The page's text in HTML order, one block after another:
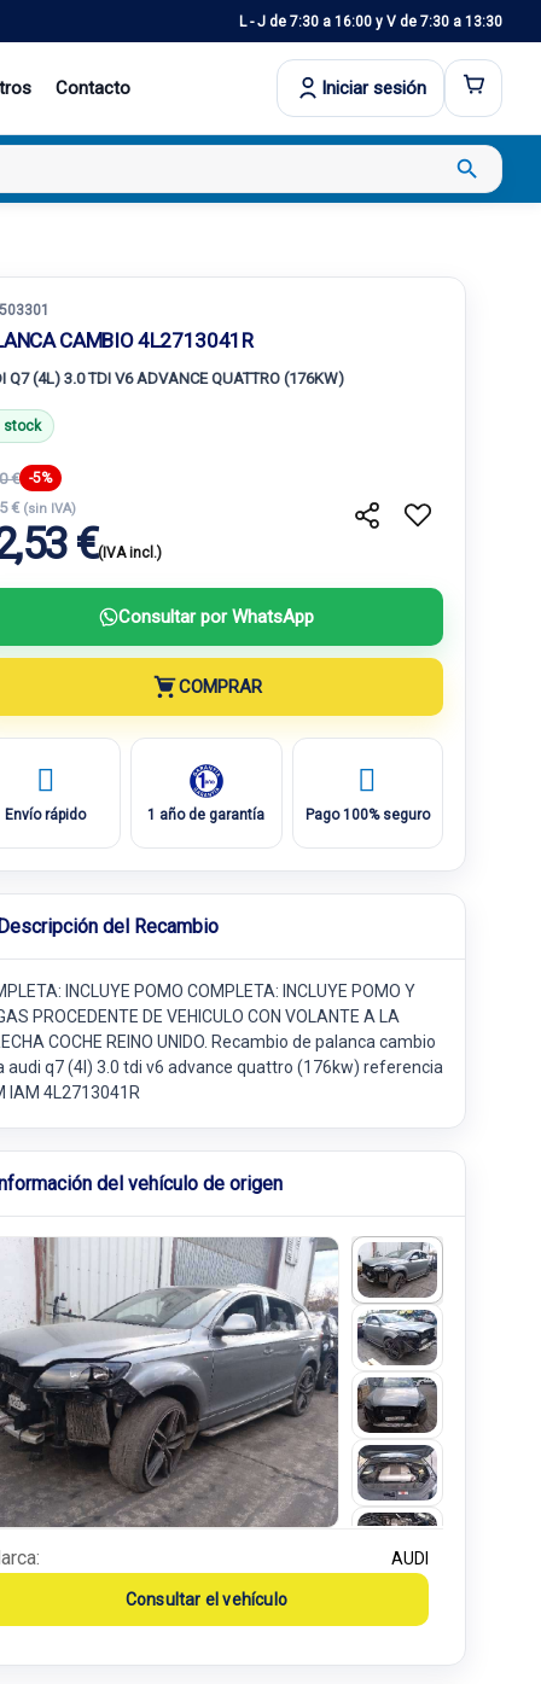
L - J de 7:30 a 16:00 y V de 7:30 a 13:30
Contacto Iniciar sesión
search
CAMBIO 4L2713041R
Q7 (4L) 3.0 TDI V6 ADVANCE QUATTRO (176KW)
stock
€ -5%
€ (sin IVA)
€(IVA incl.)
Consultar por WhatsApp
COMPRAR
Envío rápido 1 año de garantía Pago 100% seguro
del Recambio
INCLUYE POMO COMPLETA: INCLUYE POMO Y
PROCEDENTE DE VEHICULO CON VOLANTE A LA
COCHE REINO UNIDO. Recambio de palanca cambio
audi q7 (4l) 3.0 tdi v6 advance quattro (176kw) referencia
IAM 4L2713041R
del vehículo de origen
AUDI
Consultar el vehículo